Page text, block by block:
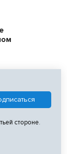
стороне.